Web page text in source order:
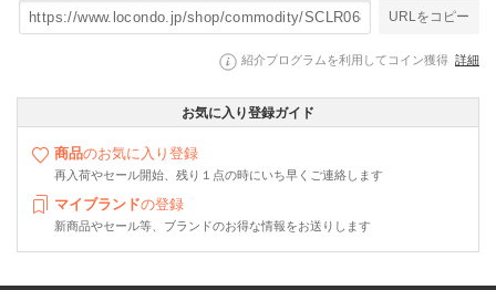
URLをコピー
紹介プログラムを利用してコイン獲得 詳細
お気に入り登録ガイド
商品のお気に入り登録
再入荷やセール開始、残り１点の時にいち早くご連絡します
マイブランドの登録
新商品やセール等、ブランドのお得な情報をお送りします